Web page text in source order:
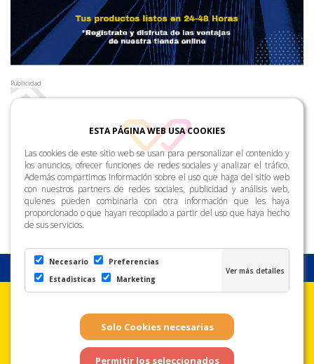
Publicidad
Aviso Legal Condiciones de uso
Política de
Privacidad
ESTA PÁGINA WEB USA COOKIES
Las cookies de este sitio web se usan para personalizar el contenido y
los anuncios, ofrecer funciones de redes sociales y analizar el tráfico.
Además compartimos información sobre el uso que haga del sitio web
con nuestros partners de redes sociales, publicidad y análisis web,
quienes pueden combinarla con otra información que les haya
proporcionado o que hayan recopilado a partir del uso que haya hecho
de sus servicios.
Necesario
Preferencias
Estadisticas
Marketing